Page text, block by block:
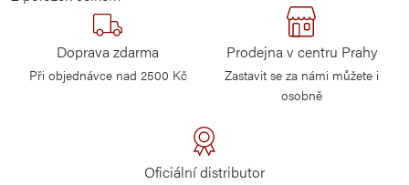
Doprava zdarma
Při objednávce nad 2500 Kč
Prodejna v centru Prahy
Zastavit se za námi můžete i
osobně
Oficiální distributor